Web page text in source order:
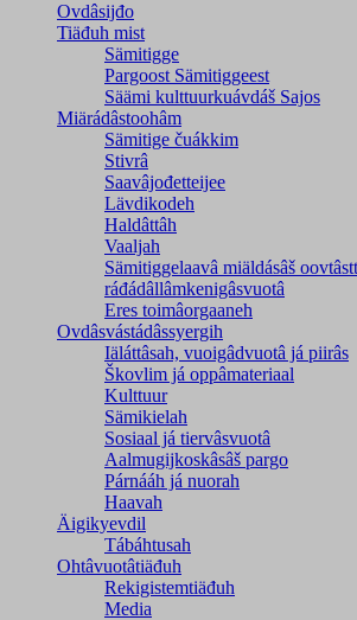
Ovdâsijđo
Tiäđuh mist
Sämitigge
Pargoost Sämitiggeest
Säämi kulttuurkuávdáš Sajos
Miärádâstoohâm
Sämitige čuákkim
Stivrâ
Saavâjođetteijee
Lävdikodeh
Haldâttâh
Vaaljah
Sämitiggelaavâ miäldásâš
ráđádâllâmkenigâsvuotâ
Eres toimâorgaaneh
Ovdâsvástádâssyergih
Iäláttâsah, vuoigâdvuotâ já piirâs
Škovlim já oppâmateriaal
Kulttuur
Sämikielah
Sosiaal já tiervâsvuotâ
Aalmugijkoskâsâš pargo
Párnááh já nuorah
Haavah
Äigikyevdil
Tábáhtusah
Ohtâvuotâtiäđuh
Rekigistemtiäđuh
Media